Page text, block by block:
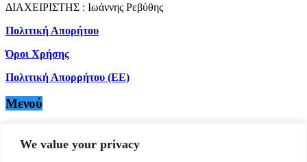
We value your privacyManage Cookie Consent
ΔΙΑΧΕΙΡΙΣΤΗΣ : Ιωάννης Ρεβύθης
Πολιτική Απορήτου
Όροι Χρήσης
Πολιτική Απορρήτου (ΕΕ)
Μενού
ΚΕΡΚΥΡΑ
ΠΟΛΙΤΙΚΗ